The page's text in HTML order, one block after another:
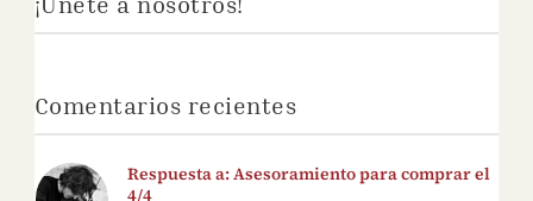
Comentarios recientes
Respuesta a: Asesoramiento para comprar el
4/4